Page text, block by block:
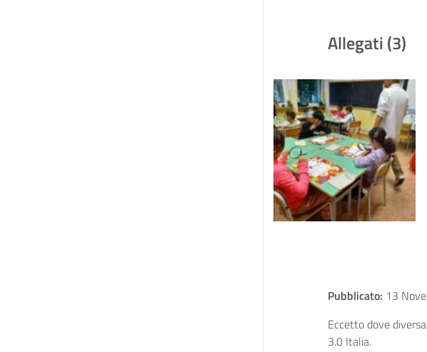
Allegati (3)
Pubblicato: 13
Eccetto dove
3.0 Italia.